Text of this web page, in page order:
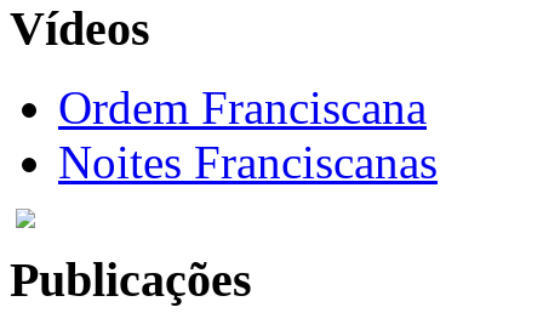
Vídeos
Ordem Franciscana
Noites Franciscanas
Publicações